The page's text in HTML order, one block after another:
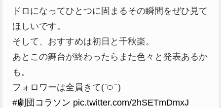
ドロになってひとつに固まるその瞬間をぜひ見て
ほしいです。
そして、おすすめは初日と千秋楽。
あとこの舞台が終わったらまた色々と発表あるか
も。
フォロワーは全員きて( ᷇࿀ ᷆ )
#劇団コラソン pic.twitter.com/2hSETmDmxJ